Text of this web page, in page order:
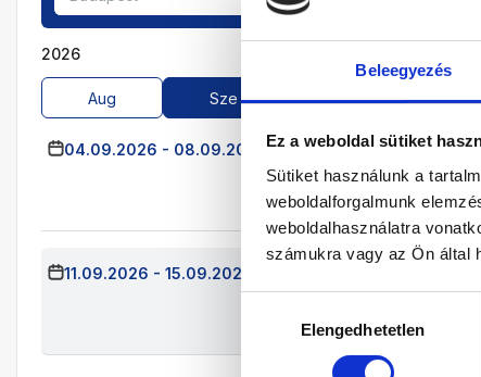
Beleegyezés
Ez a weboldal sütiket
Sütiket használunk a
weboldalforgalmunk
weboldalhasználatra
számukra vagy az Ön által
kiválasztásaElengedhetetlen
2026
Aug Sze Okt Nov
04.09.2026 - 08.09.2026 (4 Éjszaka)
Kétágyas
Félpanzió
11.09.2026 - 15.09.2026
Félpanzió